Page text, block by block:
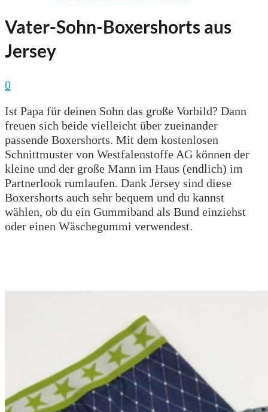
Vater-Sohn-Boxershorts aus
Jersey
0
Ist Papa für deinen Sohn das große Vorbild? Dann
freuen sich beide vielleicht über zueinander
passende Boxershorts. Mit dem kostenlosen
Schnittmuster von Westfalenstoffe AG können der
kleine und der große Mann im Haus (endlich) im
Partnerlook rumlaufen. Dank Jersey sind diese
Boxershorts auch sehr bequem und du kannst
wählen, ob du ein Gummiband als Bund einziehst
oder einen Wäschegummi verwendest.